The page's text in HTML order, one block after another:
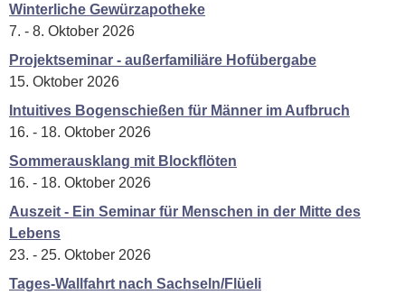
Winterliche Gewürzapotheke
7. - 8. Oktober 2026
Projektseminar - außerfamiliäre Hofübergabe
15. Oktober 2026
Intuitives Bogenschießen für Männer im Aufbruch
16. - 18. Oktober 2026
Sommerausklang mit Blockflöten
16. - 18. Oktober 2026
Auszeit - Ein Seminar für Menschen in der Mitte des
Lebens
23. - 25. Oktober 2026
Tages-Wallfahrt nach Sachseln/Flüeli